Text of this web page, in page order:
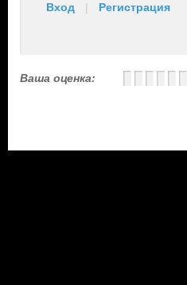
Вход | Регистрация
Ваша оценка: